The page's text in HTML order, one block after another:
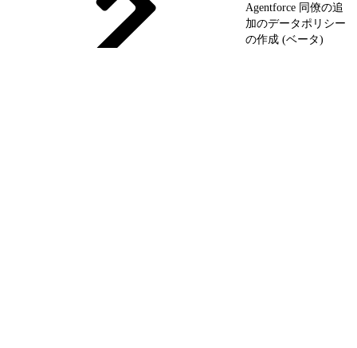
Agentforce 同僚の追
加のデータポリシー
の作成 (ベータ)